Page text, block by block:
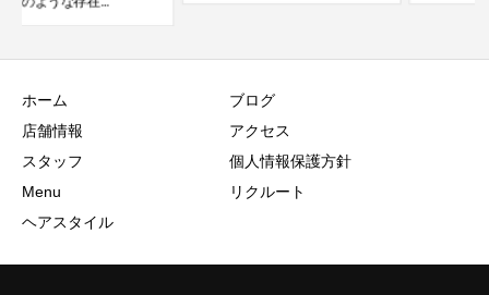
ホーム
店舗情報
スタッフ
Menu
ヘアスタイル
ブログ
アクセス
個人情報保護方針
リクルート